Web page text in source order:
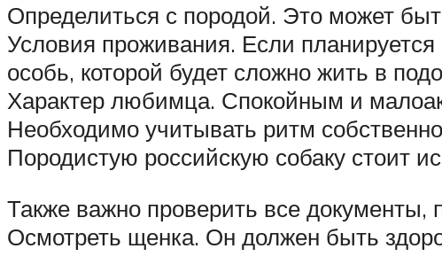
Определиться с породой. Это может
Условия проживания. Если
особь, которой будет сложно жить в
Характер любимца. Спокойным и
Необходимо учитывать ритм
Породистую российскую собаку стоит
Также важно проверить все документы,
Осмотреть щенка. Он должен быть